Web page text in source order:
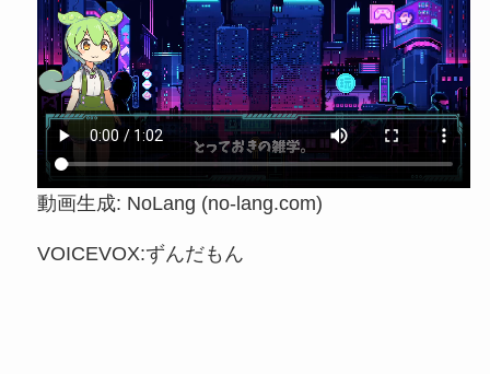
動画生成: NoLang (no-lang.com)
VOICEVOX:ずんだもん